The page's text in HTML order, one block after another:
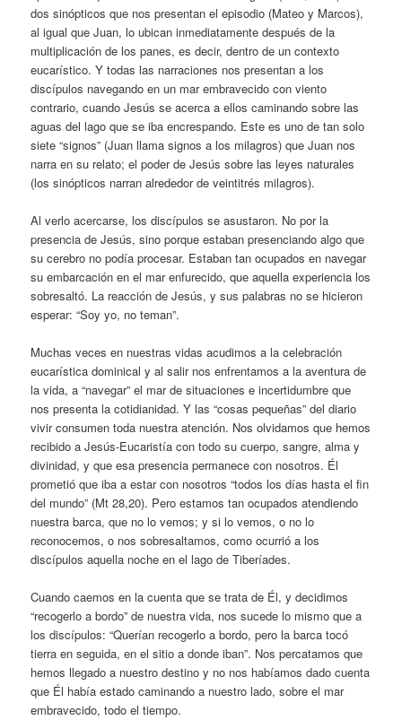
dos sinópticos que nos presentan el episodio (Mateo y Marcos),
al igual que Juan, lo ubican inmediatamente después de la
multiplicación de los panes, es decir, dentro de un contexto
eucarístico. Y todas las narraciones nos presentan a los
discípulos navegando en un mar embravecido con viento
contrario, cuando Jesús se acerca a ellos caminando sobre las
aguas del lago que se iba encrespando. Este es uno de tan solo
siete “signos” (Juan llama signos a los milagros) que Juan nos
narra en su relato; el poder de Jesús sobre las leyes naturales
(los sinópticos narran alrededor de veintitrés milagros).
Al verlo acercarse, los discípulos se asustaron. No por la
presencia de Jesús, sino porque estaban presenciando algo que
su cerebro no podía procesar. Estaban tan ocupados en navegar
su embarcación en el mar enfurecido, que aquella experiencia los
sobresaltó. La reacción de Jesús, y sus palabras no se hicieron
esperar: “Soy yo, no teman”.
Muchas veces en nuestras vidas acudimos a la celebración
eucarística dominical y al salir nos enfrentamos a la aventura de
la vida, a “navegar” el mar de situaciones e incertidumbre que
nos presenta la cotidianidad. Y las “cosas pequeñas” del diario
vivir consumen toda nuestra atención. Nos olvidamos que hemos
recibido a Jesús-Eucaristía con todo su cuerpo, sangre, alma y
divinidad, y que esa presencia permanece con nosotros. Él
prometió que iba a estar con nosotros “todos los días hasta el fin
del mundo” (Mt 28,20). Pero estamos tan ocupados atendiendo
nuestra barca, que no lo vemos; y si lo vemos, o no lo
reconocemos, o nos sobresaltamos, como ocurrió a los
discípulos aquella noche en el lago de Tiberíades.
Cuando caemos en la cuenta que se trata de Él, y decidimos
“recogerlo a bordo” de nuestra vida, nos sucede lo mismo que a
los discípulos: “Querían recogerlo a bordo, pero la barca tocó
tierra en seguida, en el sitio a donde iban”. Nos percatamos que
hemos llegado a nuestro destino y no nos habíamos dado cuenta
que Él había estado caminando a nuestro lado, sobre el mar
embravecido, todo el tiempo.